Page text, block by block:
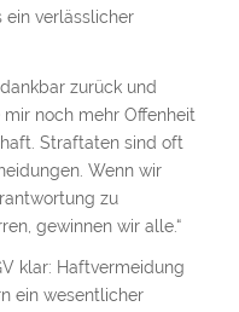
verlässlicher
zurück und
noch mehr Offenheit
Straftaten sind oft
Wenn wir
zu
gewinnen wir alle.“
klar: Haftvermeidung
ein wesentlicher